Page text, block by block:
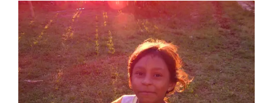
imagen
más
grande